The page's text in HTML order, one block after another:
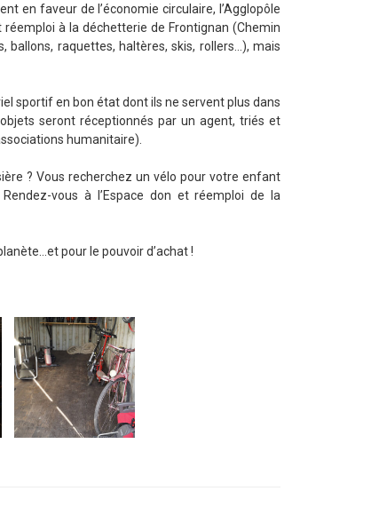
en faveur de l’économie circulaire, l’Agglopôle
à la déchetterie de Frontignan (Chemin
ballons, raquettes, haltères, skis, rollers…), mais
sportif en bon état dont ils ne servent plus dans
seront réceptionnés par un agent, triés et
humanitaire).
? Vous recherchez un vélo pour votre enfant
vous à l’Espace don et réemploi de la
pour le pouvoir d’achat !